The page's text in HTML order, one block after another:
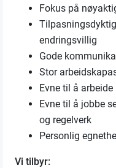
Fokus på
endringsvillig
Gode
Stor
Evne til å
Evne til å jobbe
og regelverk
Personlig
Vi tilbyr: